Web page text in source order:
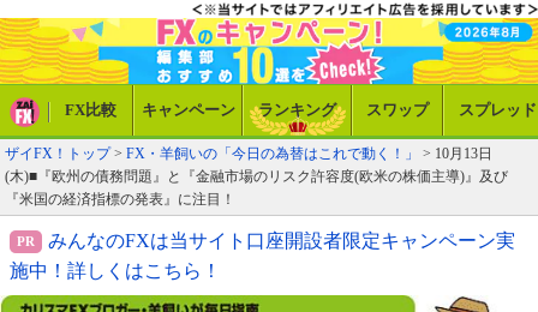
FX比較 キャンペーン ランキング スワップ スプレッド
ザイFX！トップ> FX・羊飼いの「今日の為替はこれで動く！」
> 10月13日
(木)■『欧州の債務問題』と『金融市場のリスク許容度(欧米の株価主導)』及び
『米国の経済指標の発表』に注目！
みんなのFXは当サイト口座開設者限定キャンペーン実
施中！詳しくはこちら！